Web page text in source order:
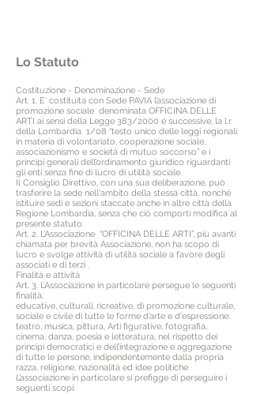
Lo Statuto
Costituzione - Denominazione - Sede
Art. 1. E' costituita con Sede PAVIA l’associazione di
promozione sociale denominata OFFICINA DELLE
ARTI ai sensi della Legge 383/2000 e successive, la l.r.
della Lombardia 1/08 “testo unico delle leggi regionali
in materia di volontariato, cooperazione sociale,
associazionismo e società di mutuo soccorso” e i
principi generali dell’ordinamento giuridico riguardanti
gli enti senza fine di lucro di utilità sociale.
Il Consiglio Direttivo, con una sua deliberazione, può
trasferire la sede nell'ambito della stessa città, nonché
istituire sedi e sezioni staccate anche in altre città della
Regione Lombardia, senza che ciò comporti modifica al
presente statuto.
Art. 2. L’Associazione “OFFICINA DELLE ARTI”, più avanti
chiamata per brevità Associazione, non ha scopo di
lucro e svolge attività di utilità sociale a favore degli
associati e di terzi .
Finalità e attività
Art. 3. L’Associazione in particolare persegue le seguenti
finalità:
educative, culturali, ricreative, di promozione culturale,
sociale e civile di tutte le forme d’arte e d'espressione:
teatro, musica, pittura, Arti figurative, fotografia,
cinema, danza, poesia e letteratura, nel rispetto dei
principi democratici e dell’integrazione e aggregazione
di tutte le persone, indipendentemente dalla propria
razza, religione, nazionalità ed idee politiche
L’associazione in particolare si prefigge di perseguire i
seguenti scopi: